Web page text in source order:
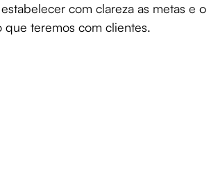
com clareza as metas e o
que teremos com clientes.